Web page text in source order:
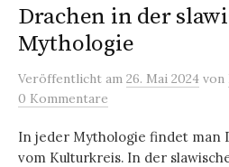
Drachen in der
Mythologie
Veröffentlicht am 26. Mai 2024 von
0 Kommentare
In jeder Mythologie findet man
vom Kulturkreis. In der